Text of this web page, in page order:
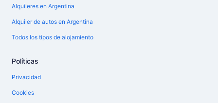
Alquileres en Argentina
Alquiler de autos en Argentina
Todos los tipos de alojamiento
Políticas
Privacidad
Cookies